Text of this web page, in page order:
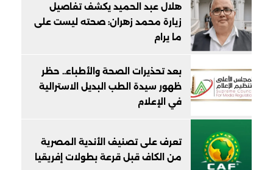
هلال عبد الحميد يكشف تفاصيل
زيارة محمد زهران: صحته ليست على
ما يرام
بعد تحذيرات الصحة والأطباء.. حظر
ظهور سيدة الطب البديل الاسترالية
في الإعلام
تعرف على تصنيف الأندية المصرية
من الكاف قبل قرعة بطولات إفريقيا